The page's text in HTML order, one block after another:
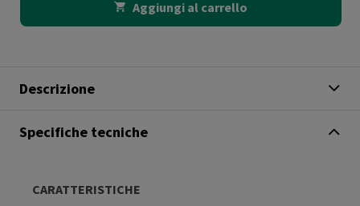
Aggiungi al carrello
Descrizione
Specifiche tecniche
CARATTERISTICHE